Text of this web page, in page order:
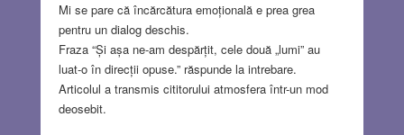
Mi se pare că încărcătura emoțională e prea grea
pentru un dialog deschis.
Fraza “Și așa ne-am despărțit, cele două „lumi” au
luat-o în direcții opuse.” răspunde la intrebare.
Articolul a transmis cititorului atmosfera într-un mod
deosebit.